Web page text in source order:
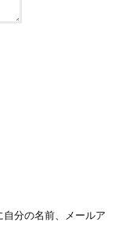
分の名前、メールア